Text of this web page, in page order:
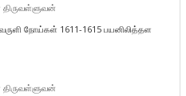
திருவள்ளுவன்
நோய்கள் 1611-1615 பயனிலித்தள
திருவள்ளுவன்